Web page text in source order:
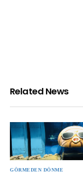
Related News
GÖRMEDEN DÖNME